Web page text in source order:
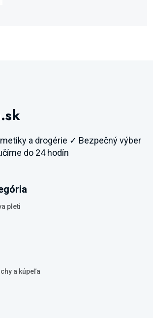
a drogérie ✓ Bezpečný výber
do 24 hodín
pleti
a kúpeľa